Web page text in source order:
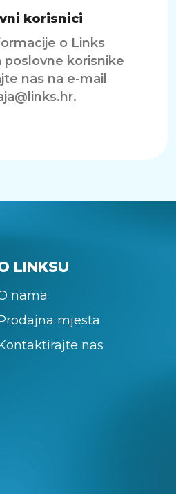
korisnici
o Links
poslovne korisnike
nas na e-mail
.
LINKSU
nama
mjesta
nas